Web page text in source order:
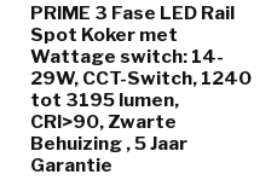
PRIME 3 Fase LED Rail
Spot Koker met
Wattage switch: 14-
29W, CCT-Switch, 1240
tot 3195 lumen,
CRI>90, Zwarte
Behuizing , 5 Jaar
Garantie